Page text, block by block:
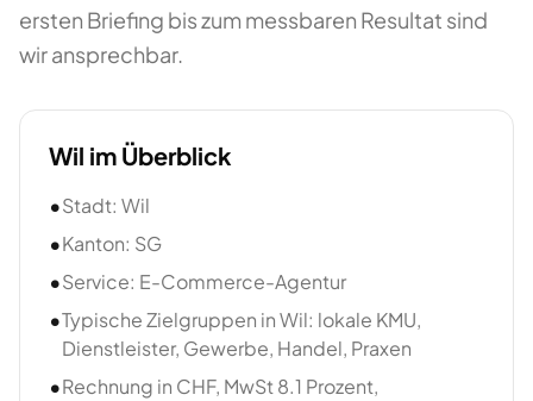
ersten Briefing bis zum messbaren Resultat sind
wir ansprechbar.
Wil im Überblick
•Stadt: Wil
•Kanton: SG
•Service: E-Commerce-Agentur
•Typische Zielgruppen in Wil: lokale KMU,
Dienstleister, Gewerbe, Handel, Praxen
•Rechnung in CHF, MwSt 8.1 Prozent,